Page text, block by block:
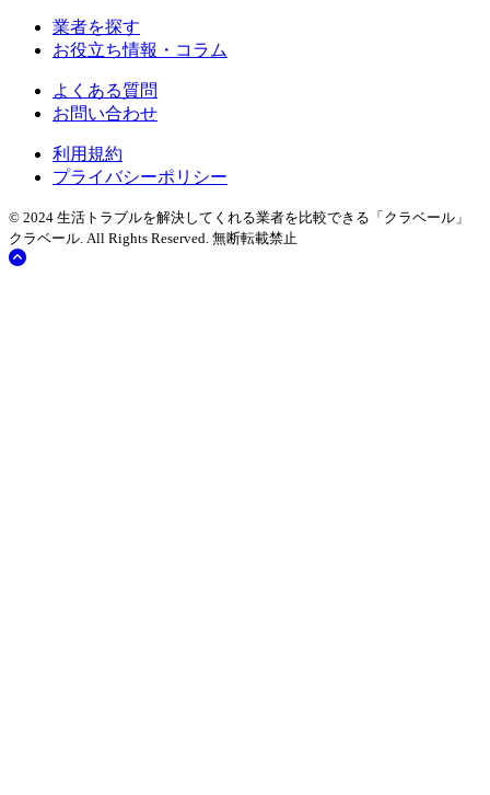
業者を探す
お役立ち情報・コラム
よくある質問
お問い合わせ
利用規約
プライバシーポリシー
© 2024 生活トラブルを解決してくれる業者を比較できる「クラベール」
クラベール. All Rights Reserved. 無断転載禁止